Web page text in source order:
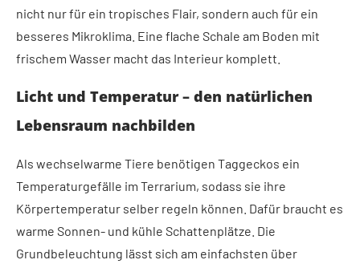
nicht nur für ein tropisches Flair, sondern auch für ein
besseres Mikroklima. Eine flache Schale am Boden mit
frischem Wasser macht das Interieur komplett.
Licht und Temperatur – den natürlichen
Lebensraum nachbilden
Als wechselwarme Tiere benötigen Taggeckos ein
Temperaturgefälle im Terrarium, sodass sie ihre
Körpertemperatur selber regeln können. Dafür braucht es
warme Sonnen- und kühle Schattenplätze. Die
Grundbeleuchtung lässt sich am einfachsten über